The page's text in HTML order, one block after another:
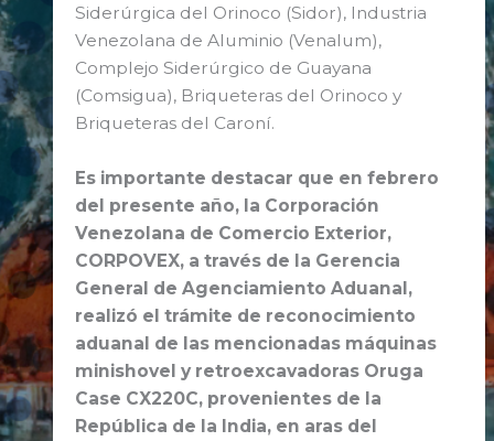
Siderúrgica del Orinoco (Sidor), Industria
Venezolana de Aluminio (Venalum),
Complejo Siderúrgico de Guayana
(Comsigua), Briqueteras del Orinoco y
Briqueteras del Caroní.
Es importante destacar que en febrero
del presente año, la Corporación
Venezolana de Comercio Exterior,
CORPOVEX, a través de la Gerencia
General de Agenciamiento Aduanal,
realizó el trámite de reconocimiento
aduanal de las mencionadas máquinas
minishovel y retroexcavadoras Oruga
Case CX220C, provenientes de la
República de la India, en aras del